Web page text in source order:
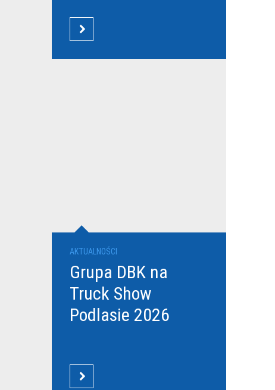
DBK dla
przewoźników
CZYTAJ WIĘCEJ
AKTUALNOŚCI
Grupa DBK na
Truck Show
Podlasie 2026
CZYTAJ WIĘCEJ